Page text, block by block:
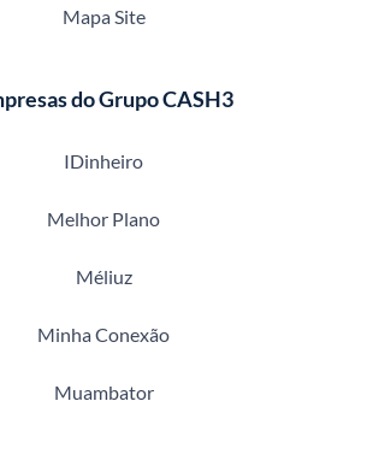
Mapa Site
do Grupo CASH3
IDinheiro
Melhor Plano
Méliuz
Minha Conexão
Muambator